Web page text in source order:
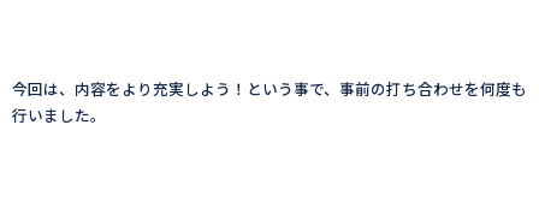
今回は、内容をより充実しよう！という事で、事前の打ち合わせを何度も
行いました。